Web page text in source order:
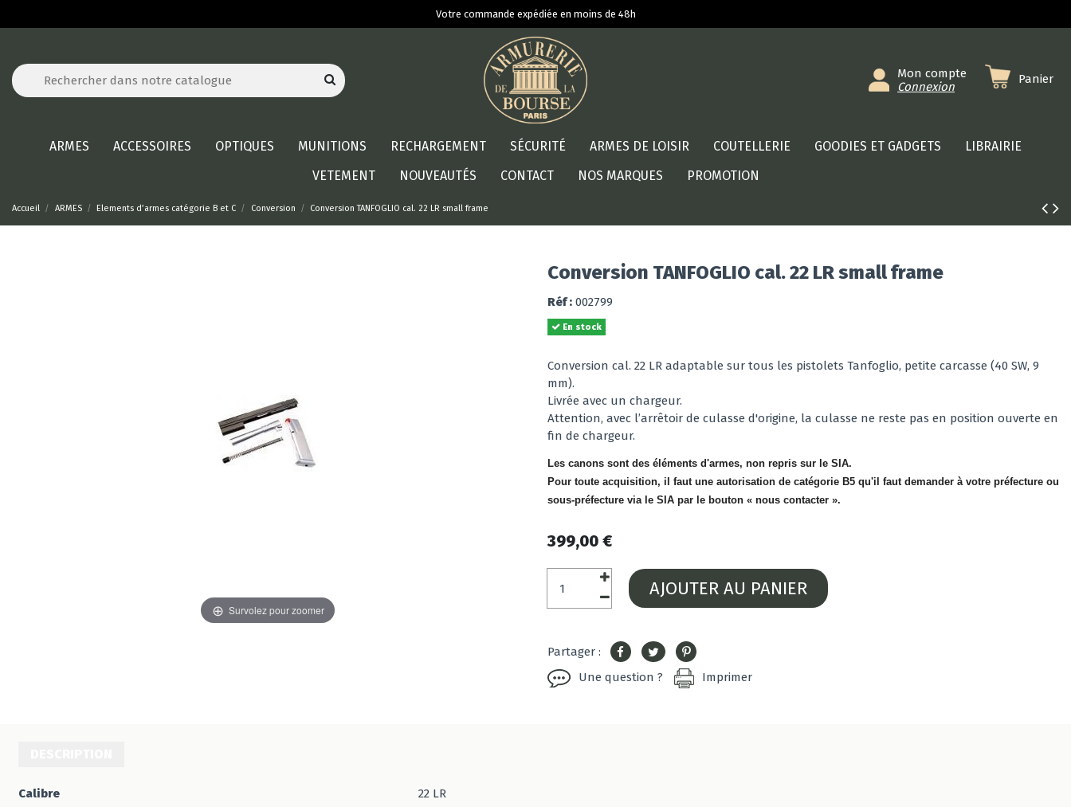
Votre commande expédiée en moins de 48h
Mon compte
Connexion
Panier
ARMES ACCESSOIRES OPTIQUES MUNITIONS RECHARGEMENT SÉCURITÉ ARMES DE LOISIR COUTELLERIE GOODIES ET GADGETS
LIBRAIRIE
VETEMENT
NOUVEAUTÉS CONTACT NOS MARQUES PROMOTION
Accueil ARMES Elements d’armes catégorie B et C Conversion Conversion TANFOGLIO cal. 22 LR small frame
Survolez pour zoomer
Conversion TANFOGLIO cal. 22 LR small frame
Réf : 002799
En stock
Conversion cal. 22 LR adaptable sur tous les pistolets Tanfoglio, petite carcasse (40 SW, 9
mm).
Livrée avec un chargeur.
Attention, avec l’arrêtoir de culasse d'origine, la culasse ne reste pas en position ouverte en
fin de chargeur.
Les canons sont des éléments d'armes, non repris sur le SIA.
Pour toute acquisition, il faut une autorisation de catégorie B5 qu'il faut demander à votre préfecture ou
sous-préfecture via le SIA par le bouton « nous contacter ».
399,00 €
AJOUTER AU PANIER
Partager :
Une question ?
Imprimer
Calibre 22 LR